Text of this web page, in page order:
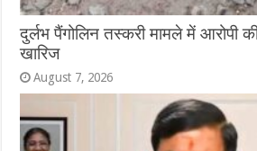
दुर्लभ पैंगोलिन तस्करी मामले में आरोपी
खारिज
August 7, 2026